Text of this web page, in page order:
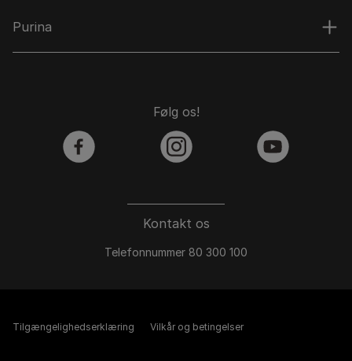
Purina
Kontakt os
Telefonnummer 80 300 100
Følg os!
facebook instagram youtube
Tilgængelighedserklæring Vilkår og betingelser